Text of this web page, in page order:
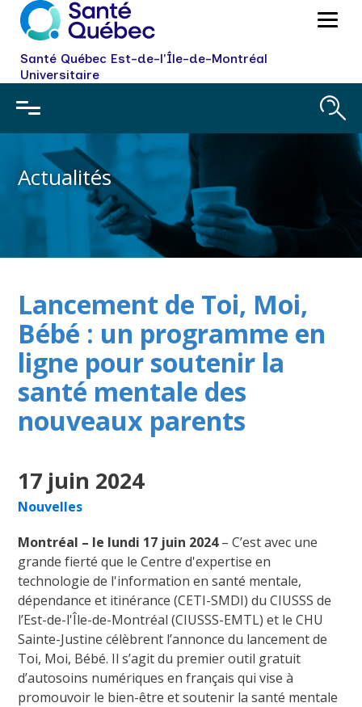
Santé Québec Est-de-l'Île-de-Montréal
Universitaire
Actualités
Lancement de Toi, Moi,
Bébé : un programme en
ligne pour soutenir la
santé mentale des
nouveaux parents
17 juin 2024
Nouvelles
Montréal – le lundi 17 juin 2024– C’est avec une
grande fierté que le Centre d'expertise en
technologie de l'information en santé mentale,
dépendance et itinérance (CETI-SMDI) du CIUSSS de
l’Est-de-l'Île-de-Montréal (CIUSSS-EMTL) et le CHU
Sainte-Justine célèbrent l’annonce du lancement de
Toi, Moi, Bébé. Il s’agit du premier outil gratuit
d’autosoins numériques en français qui vise à
promouvoir le bien-être et soutenir la santé mentale